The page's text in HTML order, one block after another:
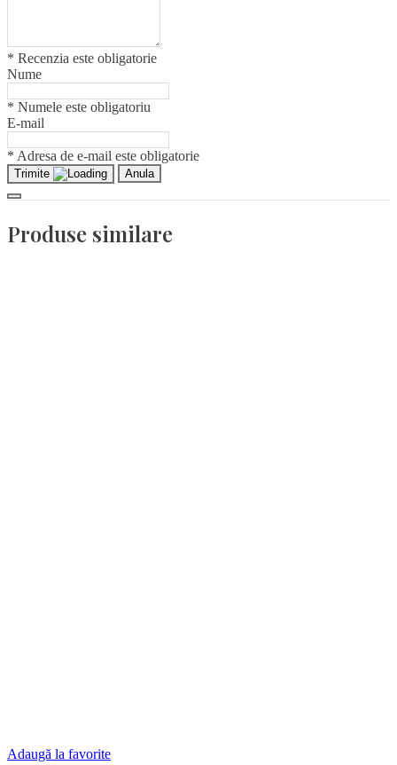
* Recenzia este obligatorie
Nume
* Numele este obligatoriu
E-mail
* Adresa de e-mail este obligatorie
Trimite Anula
Produse similare
Adaugă la favorite